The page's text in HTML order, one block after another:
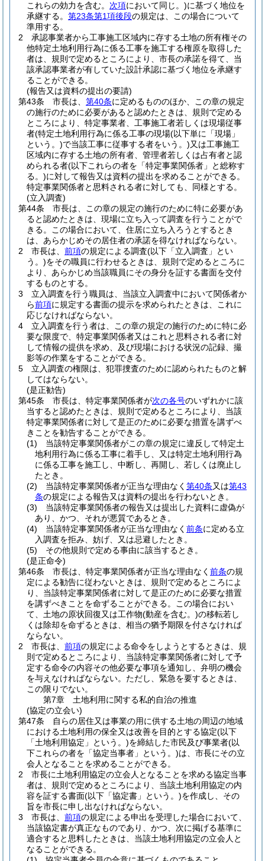
これらの効力を含む。 次項において同じ。)に基づく地位を
承継する。 第23条第1項後段の規定は、この場合について
準用する。
2
承認事業者から工事施工区域内に存する土地の所有権その
他特定土地利用行為に係る工事を施工する権原を取得した
者は、規則で定めるところにより、市長の承諾を得て、当
該承認事業者が有していた設計承認に基づく地位を承継す
ることができる。
(報告又は資料の提出の要請)
第43条
市長は、 第40条に定めるもののほか、この章の規定
の施行のために必要があると認めたときは、規則で定める
ところにより、特定事業者、工事施工者若しくは現場従事
者(特定土地利用行為に係る工事の現場(以下単に「現場」
という。)で当該工事に従事する者をいう。)又は工事施工
区域内に存する土地の所有者、管理者若しくは占有者と認
められる者(以下これらの者を「特定事業関係者」と総称す
る。)に対して報告又は資料の提出を求めることができる。
特定事業関係者と思料される者に対しても、同様とする。
(立入調査)
第44条
市長は、この章の規定の施行のために特に必要があ
ると認めたときは、現場に立ち入って調査を行うことがで
きる。
この場合において、住居に立ち入ろうとするとき
は、あらかじめその居住者の承諾を得なければならない。
2
市長は、 前項の規定による調査(以下「立入調査」とい
う。)をその職員に行わせるときは、規則で定めるところに
より、あらかじめ当該職員にその身分を証する書面を交付
するものとする。
3
立入調査を行う職員は、当該立入調査中において関係者か
ら前項に規定する書面の提示を求められたときは、これに
応じなければならない。
4
立入調査を行う者は、この章の規定の施行のために特に必
要な限度で、特定事業関係者又はこれと思料される者に対
して情報の提供を求め、及び現場における状況の記録、撮
影等の作業をすることができる。
5
立入調査の権限は、犯罪捜査のために認められたものと解
してはならない。
(是正勧告)
第45条
市長は、特定事業関係者が次の各号のいずれかに該
当すると認めたときは、規則で定めるところにより、当該
特定事業関係者に対して是正のために必要な措置を講ずべ
きことを勧告することができる。
(1)
当該特定事業関係者がこの章の規定に違反して特定土
地利用行為に係る工事に着手し、又は特定土地利用行為
に係る工事を施工し、中断し、再開し、若しくは廃止し
たとき。
(2)
当該特定事業関係者が正当な理由なく 第40条又は第43
条の規定による報告又は資料の提出を行わないとき。
(3)
当該特定事業関係者の報告又は提出した資料に虚偽が
あり、かつ、それが悪質であるとき。
(4)
当該特定事業関係者が正当な理由なく 前条に定める立
入調査を拒み、妨げ、又は忌避したとき。
(5)
その他規則で定める事由に該当するとき。
(是正命令)
第46条
市長は、特定事業関係者が正当な理由なく 前条の規
定による勧告に従わないときは、規則で定めるところによ
り、当該特定事業関係者に対して是正のために必要な措置
を講ずべきことを命ずることができる。
この場合におい
て、土地の原状回復又は工作物(動産を含む。)の移転若し
くは除却を命ずるときは、相当の猶予期限を付さなければ
ならない。
2
市長は、 前項の規定による命令をしようとするときは、規
則で定めるところにより、当該特定事業関係者に対して予
定する命令の内容その他必要な事項を通知し、弁明の機会
を与えなければならない。 ただし、緊急を要するときは、
この限りでない。
第7章
土地利用に関する私的自治の推進
(協定の立会い)
第47条
自らの居住又は事業の用に供する土地の周辺の地域
における土地利用の保全又は改善を目的とする協定(以下
「土地利用協定」という。)を締結した市民及び事業者(以
下これらの者を「協定当事者」という。)は、市長にその立
会人となることを求めることができる。
2
市長に土地利用協定の立会人となることを求める協定当事
者は、規則で定めるところにより、当該土地利用協定の内
容を証する書面(以下「協定書」という。)を作成し、その
旨を市長に申し出なければならない。
3
市長は、 前項の規定による申出を受理した場合において、
当該協定書が真正なものであり、かつ、次に掲げる基準に
適合すると思料したときは、当該土地利用協定の立会人と
なることができる。